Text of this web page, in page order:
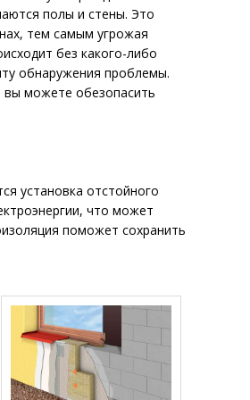
полы и стены. Это
тем самым угрожая
без какого-либо
обнаружения проблемы.
можете обезопасить
установка отстойного
что может
поможет сохранить